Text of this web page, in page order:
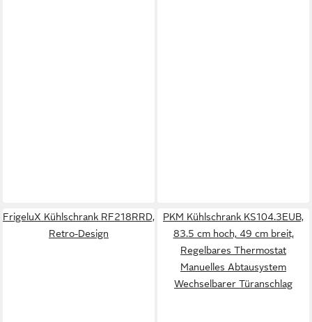
FrigeluX Kühlschrank RF218RRD,
Retro-Design
PKM Kühlschrank KS104.3EUB,
83.5 cm hoch, 49 cm breit,
Regelbares Thermostat
Manuelles Abtausystem
Wechselbarer Türanschlag